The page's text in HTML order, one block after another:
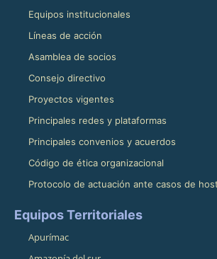
Equipos institucionales
Líneas de acción
Asamblea de socios
Consejo directivo
Proyectos vigentes
Principales redes y plataformas
Principales convenios y acuerdos
Código de ética organizacional
Protocolo de actuación ante casos de
Equipos Territoriales
Apurímac